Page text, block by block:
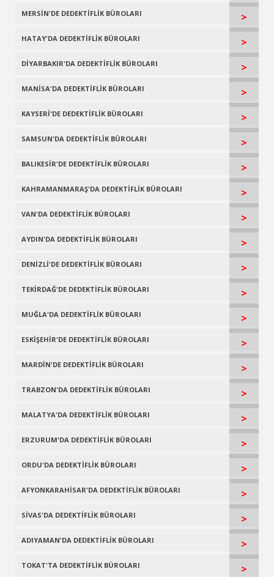
MERSİN'DE DEDEKTİFLİK BÜROLARI >
HATAY'DA DEDEKTİFLİK BÜROLARI >
DİYARBAKIR'DA DEDEKTİFLİK BÜROLARI >
MANİSA'DA DEDEKTİFLİK BÜROLARI >
KAYSERİ'DE DEDEKTİFLİK BÜROLARI >
SAMSUN'DA DEDEKTİFLİK BÜROLARI >
BALIKESİR'DE DEDEKTİFLİK BÜROLARI >
KAHRAMANMARAŞ'DA DEDEKTİFLİK BÜROLARI >
VAN'DA DEDEKTİFLİK BÜROLARI >
AYDIN'DA DEDEKTİFLİK BÜROLARI >
DENİZLİ'DE DEDEKTİFLİK BÜROLARI >
TEKİRDAĞ'DE DEDEKTİFLİK BÜROLARI >
MUĞLA'DA DEDEKTİFLİK BÜROLARI >
ESKİŞEHİR'DE DEDEKTİFLİK BÜROLARI >
MARDİN'DE DEDEKTİFLİK BÜROLARI >
TRABZON'DA DEDEKTİFLİK BÜROLARI >
MALATYA'DA DEDEKTİFLİK BÜROLARI >
ERZURUM'DA DEDEKTİFLİK BÜROLARI >
ORDU'DA DEDEKTİFLİK BÜROLARI >
AFYONKARAHİSAR'DA DEDEKTİFLİK BÜROLARI >
SİVAS'DA DEDEKTİFLİK BÜROLARI >
ADIYAMAN'DA DEDEKTİFLİK BÜROLARI >
TOKAT'TA DEDEKTİFLİK BÜROLARI >